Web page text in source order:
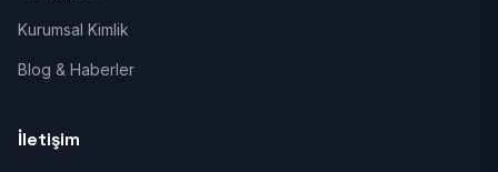
Kurumsal Kimlik
Blog & Haberler
İletişim